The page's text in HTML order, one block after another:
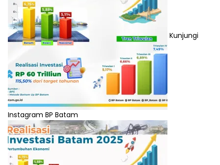
Kunjungi
Instagram BP Batam